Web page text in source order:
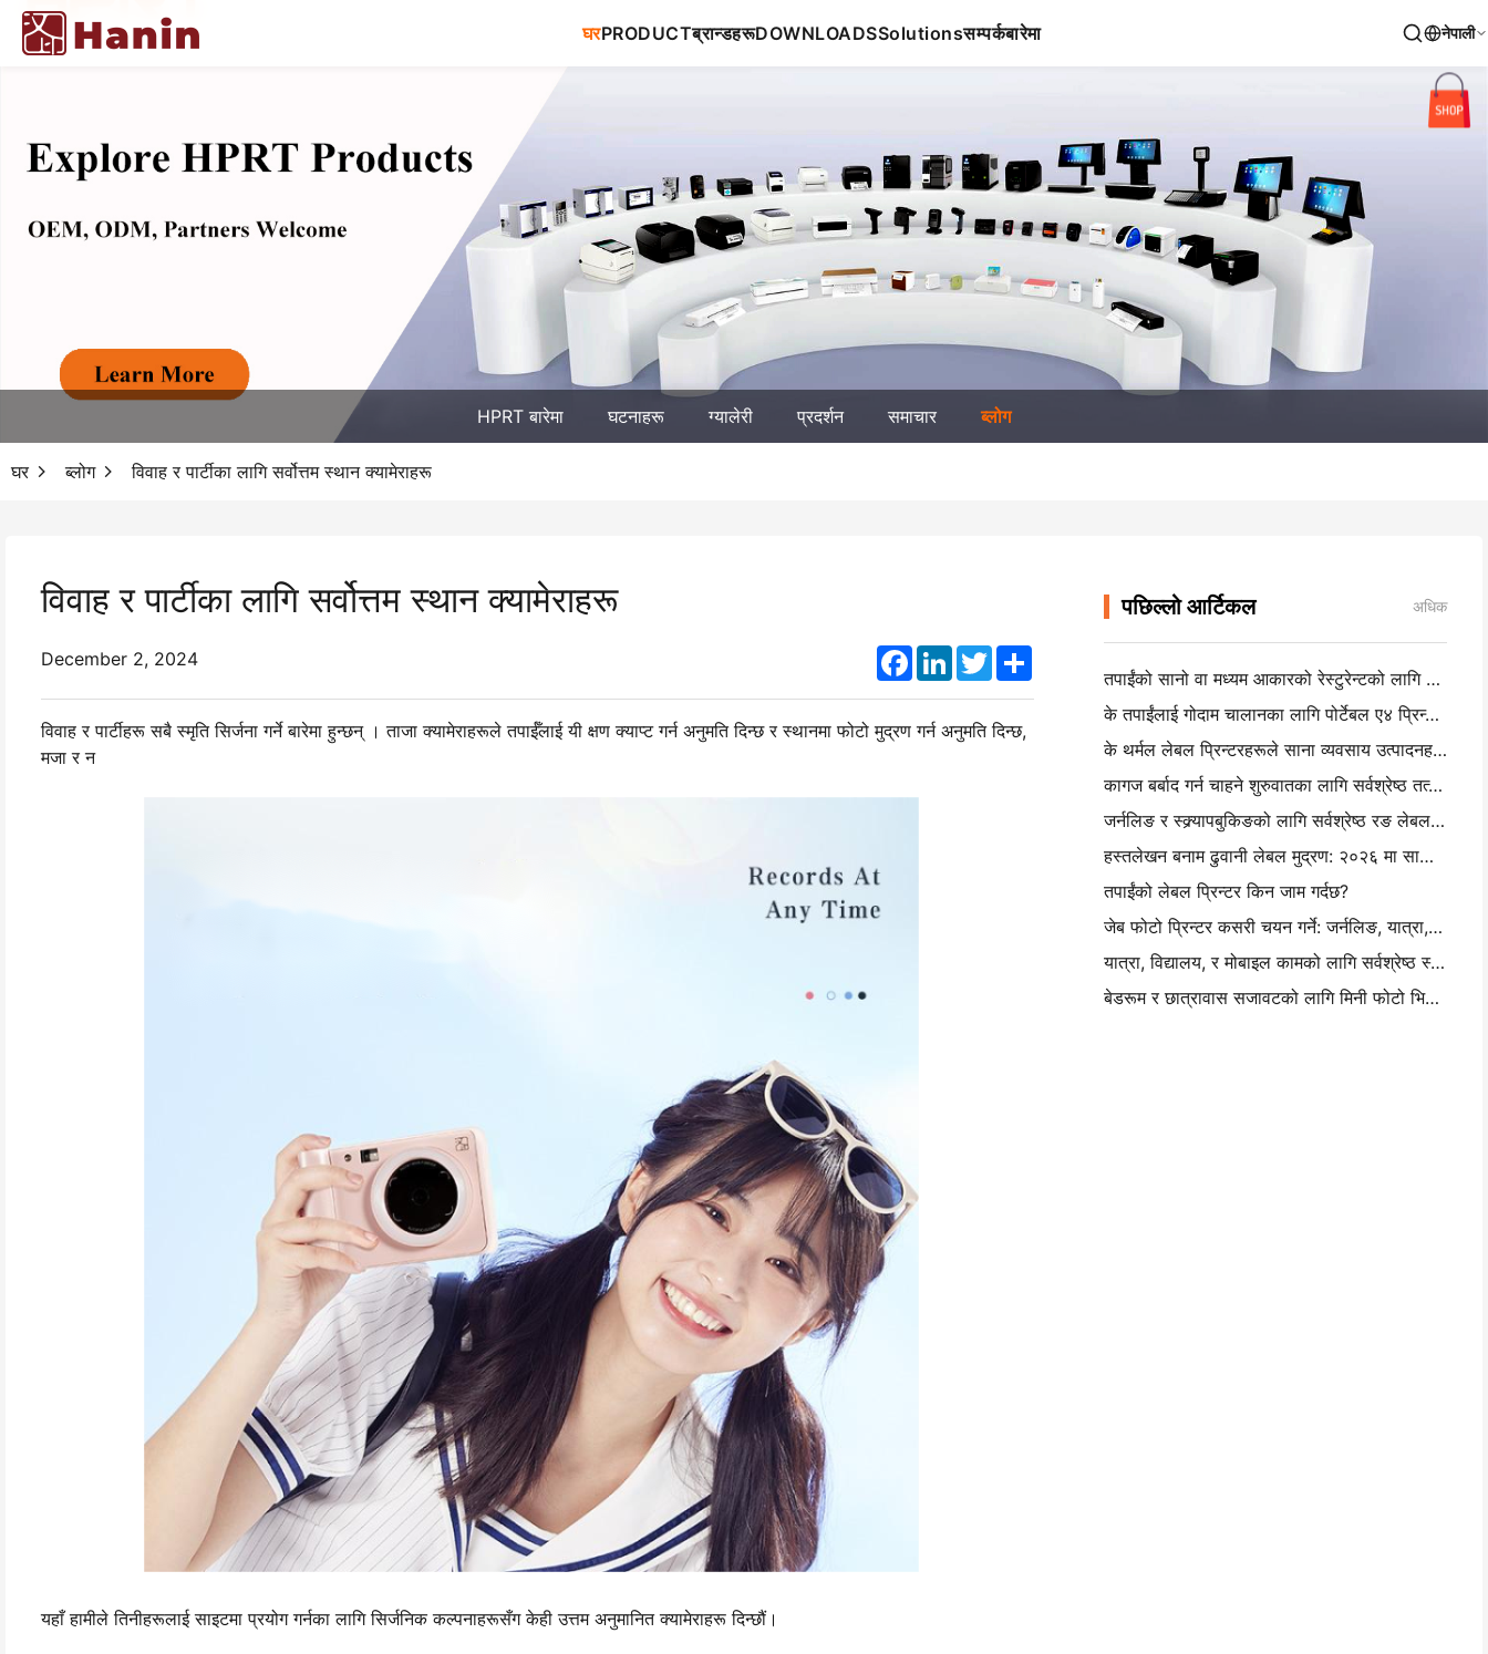
घरPRODUCTब्रान्डहरूDOWNLOADSSolutionsसम्पर्कबारेमा नेपाली
HPRT बारेमा घटनाहरू ग्यालेरी प्रदर्शन समाचार ब्लोग
घर ब्लोग विवाह र पार्टीका लागि सर्वोत्तम स्थान क्यामेराहरू
विवाह र पार्टीका लागि सर्वोत्तम स्थान क्यामेराहरू
December 2, 2024 Facebook
LinkedInTwitterShare
विवाह र पार्टीहरू सबै स्मृति सिर्जना गर्ने बारेमा हुन्छन् । ताजा क्यामेराहरूले तपाईँलाई यी क्षण क्याप्ट गर्न अनुमति दिन्छ र स्थानमा फोटो मुद्रण गर्न अनुमति दिन्छ,
मजा र न
यहाँ हामीले तिनीहरूलाई साइटमा प्रयोग गर्नका लागि सिर्जनिक कल्पनाहरूसँग केही उत्तम अनुमानित क्यामेराहरू दिन्छौं।
पछिल्लो आर्टिकल अधिक
तपाईंको सानो वा मध्यम आकारको रेस्टुरेन्टको लागि सही रेस्टुरेन्ट सफ्टवेयर कसरी चयन गर्ने
के तपाईंलाई गोदाम चालानका लागि पोर्टेबल ए४ प्रिन्टर चाहिन्छ? वास्तवमा के काम गर्दछ
के थर्मल लेबल प्रिन्टरहरूले साना व्यवसाय उत्पादनहरूको लागि वाटरप्रूफ लेबल बनाउन सक्छन्?
कागज बर्बाद गर्न चाहने शुरुवातका लागि सर्वश्रेष्ठ तत्काल क्यामेरा
जर्नलिङ र स्क्र्यापबुकिङको लागि सर्वश्रेष्ठ रङ लेबल निर्माता: प्रत्येक पृष्ठमा थप रङ थप
हस्तलेखन बनाम ढुवानी लेबल मुद्रण: २०२६ मा साना व्यवसायका लागि सुझावहरू
तपाईंको लेबल प्रिन्टर किन जाम गर्दछ?
जेब फोटो प्रिन्टर कसरी चयन गर्ने: जर्नलिङ, यात्रा, र आईफोन प्रयोगकर्ताहरूको लागि पूर्ण गाइड
यात्रा, विद्यालय, र मोबाइल कामको लागि सर्वश्रेष्ठ स्याहीरहित पोर्टेबल प्रिन्टरः हनिन एमटी ६२० प्रो सम
बेडरूम र छात्रावास सजावटको लागि मिनी फोटो भित्ता लेआउट विचार र सुझावहरू